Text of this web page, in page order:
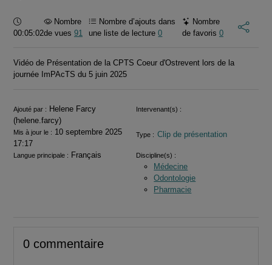
Durée :
00:05:02
Nombre
de vues 91
Nombre d’ajouts dans
une liste de lecture0
Nombre
de favoris 0
Vidéo de Présentation de la CPTS Coeur d'Ostrevent lors de la
journée ImPAcTS du 5 juin 2025
Informations
Ajouté par : Helene Farcy
(helene.farcy)
Intervenant(s) :
Mis à jour le : 10 septembre 2025
17:17
Type : Clip de présentation
Langue principale : Français Discipline(s) :
Médecine
Odontologie
Pharmacie
0 commentaire